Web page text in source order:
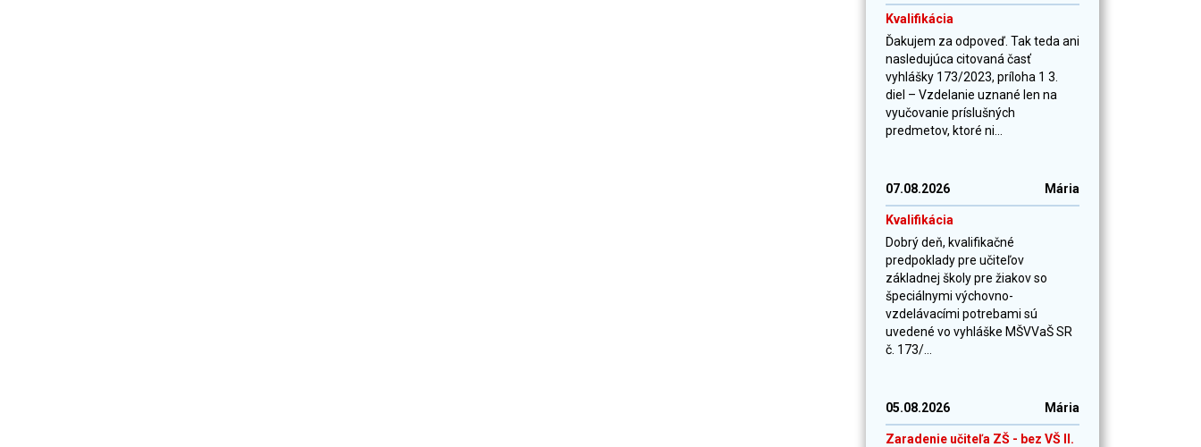
Kvalifikácia
Ďakujem za odpoveď. Tak teda ani
nasledujúca citovaná časť
vyhlášky 173/2023, príloha 1 3.
diel – Vzdelanie uznané len na
vyučovanie príslušných
predmetov, ktoré ni...
07.08.2026 Mária
Kvalifikácia
Dobrý deň, kvalifikačné
predpoklady pre učiteľov
základnej školy pre žiakov so
špeciálnymi výchovno-
vzdelávacími potrebami sú
uvedené vo vyhláške MŠVVaŠ SR
č. 173/...
05.08.2026 Mária
Zaradenie učiteľa ZŠ - bez VŠ II.